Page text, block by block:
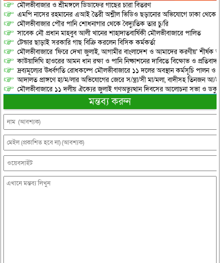
মৌলভীবাজার ও শ্রীমঙ্গলে ডিডাফের গাছের চারা বিতরণ
এমপি নাসের রহমানের এআই তৈরী অশ্লীল ভিডিও ছড়ানোর অভিযোগে ঢাকা থেকে
মৌলভীবাজার পৌর পানি শোধনাগার থেকে বৈদ্যুতিক তার চু/রি
সাবেক নৌ প্রধান মাহবুব আলী খানের শাহাদাতবার্ষিকী মৌলভীবাজারে পালিত
টেন্ডার ছাড়াই সরকারি গাছ বিক্রি করলেন বিসিক কর্মকর্তা
মৌলভীবাজারে ‘ফিরে দেখা জুলাই, আগামীর বাংলাদেশ ও আমাদের করণীয়’ শীর্ষক
কাউয়াদিঘি হাওরের আমন ধান রক্ষা ও পানি নিষ্কাশনের দাবিতে বিক্ষোভ ও
দ্রব্যমূল্যের ঊর্ধ্বগতি রোধকল্পে মৌলভীবাজারে ১১ দলের অবস্থান কর্মসূচি পালন ও
আদালত প্রাঙ্গণে হা/ম/লার অভিযোগের জেরে স/ন্ত্রা/সী মা/মলা, বাদীসহ তিনজন আ/
মৌলভীবাজারে ১১ দলীয় ঐক্যের জুলাই গণঅভ্যুত্থান দিবসের আলোচনা সভা ও
মন্তব্য করুন